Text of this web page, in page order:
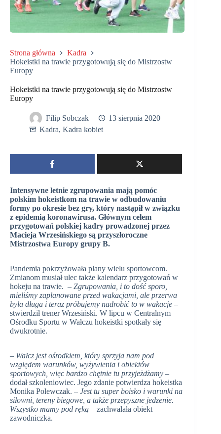
Strona główna
Kadra
Hokeistki na trawie przygotowują się do Mistrzostw
Europy
Hokeistki na trawie przygotowują się do Mistrzostw
Europy
Filip Sobczak
13 sierpnia 2020
Kadra, Kadra kobiet
Intensywne letnie zgrupowania mają pomóc
polskim hokeistkom na trawie w odbudowaniu
formy po okresie bez gry, który nastąpił w związku
z epidemią koronawirusa. Głównym celem
przygotowań polskiej kadry prowadzonej przez
Macieja Wrzesińskiego są przyszłoroczne
Mistrzostwa Europy grupy B.
Pandemia pokrzyżowała plany wielu sportowcom.
Zmianom musiał ulec także kalendarz przygotowań w
hokeju na trawie. – Zgrupowania, i to dość sporo,
mieliśmy zaplanowane przed wakacjami, ale przerwa
była długa i teraz próbujemy nadrobić to w wakacje –
stwierdził trener Wrzesiński. W lipcu w Centralnym
Ośrodku Sportu w Wałczu hokeistki spotkały się
dwukrotnie.
– Wałcz jest ośrodkiem, który sprzyja nam pod
względem warunków, wyżywienia i obiektów
sportowych, więc bardzo chętnie tu przyjeżdżamy –
dodał szkoleniowiec. Jego zdanie potwierdza hokeistka
Monika Polewczak. – Jest tu super boisko i warunki na
siłowni, tereny biegowe, a także przepyszne jedzenie.
Wszystko mamy pod ręką – zachwalała obiekt
zawodniczka.